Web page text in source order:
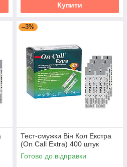
Купити
–3%
Тест-смужки Він Кол Екстра
(On Call Extra) 400 штук
Готово до відправки